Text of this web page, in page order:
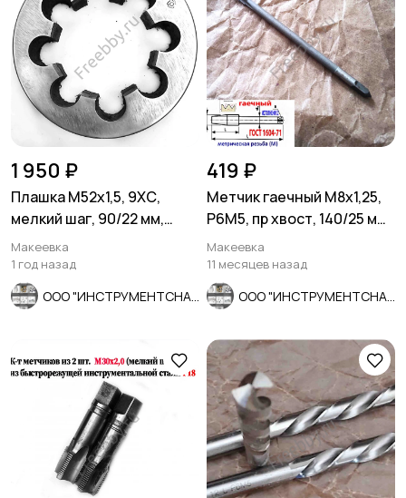
1 950 ₽
Плашка М52х1,5, 9ХС,
мелкий шаг, 90/22 мм,
ГОСТ 7740-71, СССР.
Макеевка
1 год назад
419 ₽
Метчик гаечный М8х1,25,
Р6М5, пр хвост, 140/25 мм,
основ шаг, СССР.
Макеевка
11 месяцев назад